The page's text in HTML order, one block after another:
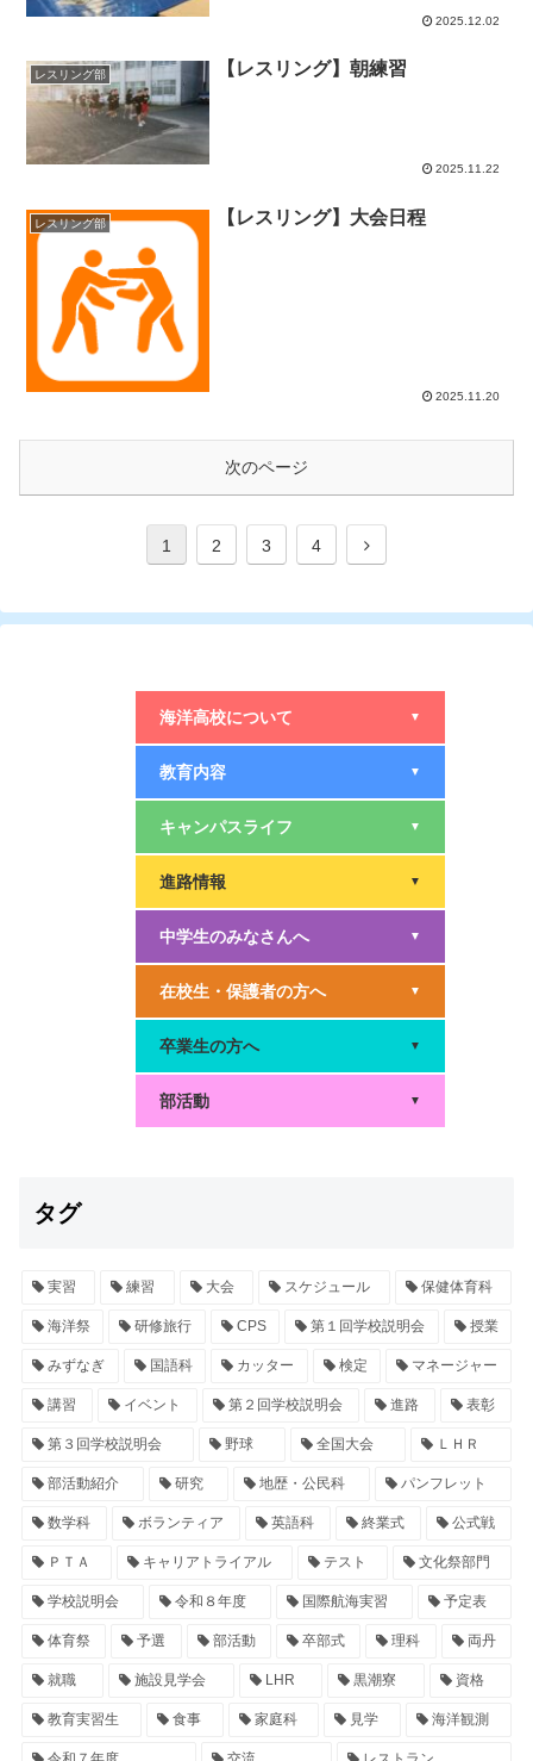
2025.12.02
レスリング部 【レスリング】朝練習
2025.11.22
レスリング部 【レスリング】大会日程
2025.11.20
次のページ
1 2 3 4
海洋高校について ▼
教育内容 ▼
キャンパスライフ ▼
進路情報 ▼
中学生のみなさんへ ▼
在校生・保護者の方へ ▼
卒業生の方へ ▼
部活動 ▼
タグ
実習 練習 大会 スケジュール 保健体育科
海洋祭 研修旅行 CPS 第１回学校説明会 授業
みずなぎ 国語科 カッター 検定 マネージャー
講習 イベント 第２回学校説明会 進路 表彰
第３回学校説明会 野球 全国大会 ＬＨＲ
部活動紹介 研究 地歴・公民科 パンフレット
数学科 ボランティア 英語科 終業式 公式戦
ＰＴＡ キャリアトライアル テスト 文化祭部門
学校説明会 令和８年度 国際航海実習 予定表
体育祭 予選 部活動 卒部式 理科 両丹
就職 施設見学会 LHR 黒潮寮 資格
教育実習生 食事 家庭科 見学 海洋観測